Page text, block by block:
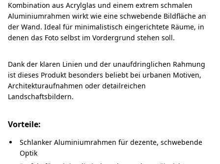
Kombination aus Acrylglas und einem extrem schmalen
Aluminiumrahmen wirkt wie eine schwebende Bildfläche an
der Wand. Ideal für minimalistisch eingerichtete Räume, in
denen das Foto selbst im Vordergrund stehen soll.
Dank der klaren Linien und der unaufdringlichen Rahmung
ist dieses Produkt besonders beliebt bei urbanen Motiven,
Architekturaufnahmen oder detailreichen
Landschaftsbildern.
Vorteile:
Schlanker Aluminiumrahmen für dezente, schwebende
Optik